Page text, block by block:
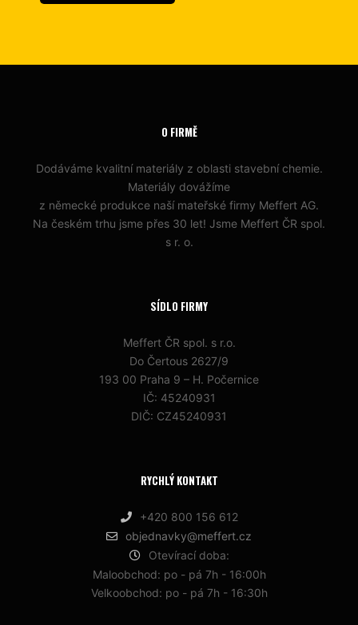
O FIRMĚ
Dodáváme kvalitní materiály z oblasti stavební chemie.
Materiály dovážíme
z německé produkce naší mateřské firmy Meffert AG.
Na českém trhu jsme přes 30 let! Jsme Meffert ČR spol.
s r. o.
SÍDLO FIRMY
Meffert ČR spol. s r.o.
Do Čertous 2627/9
193 00 Praha 9 – H. Počernice
IČ: 45240931
DIČ: CZ45240931
RYCHLÝ KONTAKT
+420 800 156 612
objednavky@meffert.cz
Otevírací doba:
Maloobchod: po - pá 7h - 16:00h
Velkoobchod: po - pá 7h - 16:30h